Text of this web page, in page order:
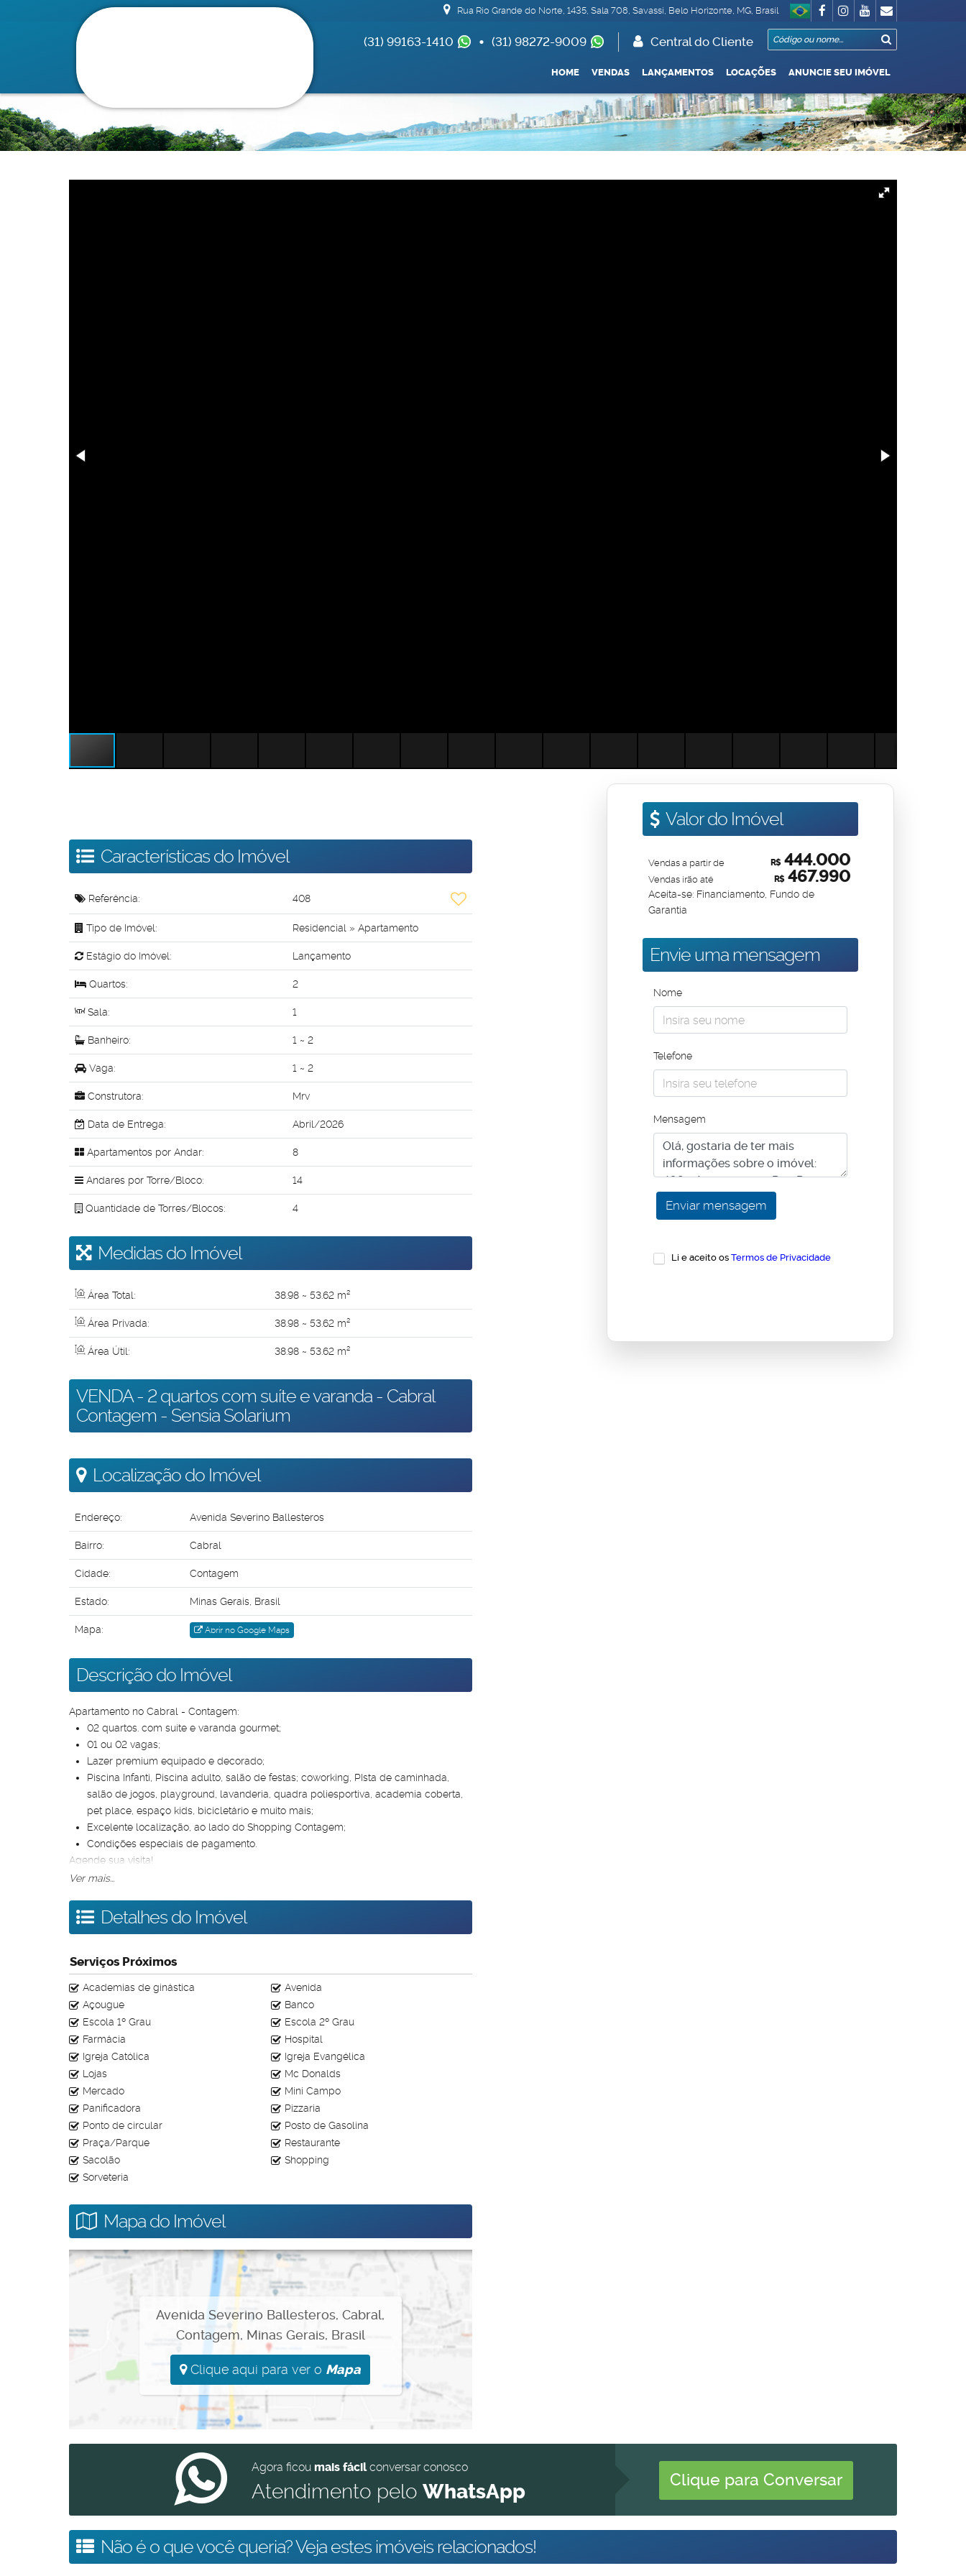
Rua Rio Grande do Norte, 1435, Sala 708, Savassi, Belo Horizonte, MG, Brasil
Central do Cliente
(31) 99163-1410
(31) 98272-9009
ANUNCIE SEU IMÓVEL
LOCAÇÕES
LANÇAMENTOS
VENDAS
HOME
Valor do Imóvel
R$444.000
Vendas a partir de
R$467.990
Vendas irão até
Aceita-se: Financiamento, Fundo de
Garantia
Envie uma mensagem
Nome
Telefone
Mensagem
Li e aceito os Termos de Privacidade
Características do Imóvel
Referência: 408
Tipo de Imóvel: Residencial » Apartamento
Estágio do Imóvel: Lançamento
Quartos: 2
Sala: 1
Banheiro: 1 ~ 2
Vaga: 1 ~ 2
Construtora: Mrv
Data de Entrega: Abril/2026
Apartamentos por Andar: 8
Andares por Torre/Bloco: 14
Quantidade de Torres/Blocos: 4
Medidas do Imóvel
Área Total: 38.98 ~ 53.62 m²
Área Privada: 38.98 ~ 53.62 m²
Área Útil: 38.98 ~ 53.62 m²
VENDA - 2 quartos com suíte e varanda - Cabral
Contagem - Sensia Solarium
Localização do Imóvel
Endereço: Avenida Severino Ballesteros
Bairro: Cabral
Cidade: Contagem
Estado: Minas Gerais, Brasil
Mapa: Abrir no Google Maps
Descrição do Imóvel
Apartamento no Cabral - Contagem:
02 quartos. com suíte e varanda gourmet;
01 ou 02 vagas;
Lazer premium equipado e decorado;
Piscina Infanti, Piscina adulto, salão de festas; coworking, PIsta de caminhada,
salão de jogos, playground, lavanderia, quadra poliesportiva, academia coberta,
pet place, espaço kids, bicicletário e muito mais;
Excelente localização, ao lado do Shopping Contagem;
Condições especiais de pagamento.
Agende sua visita!
Ver mais...
Detalhes do Imóvel
Serviços Próximos
Academias de ginástica
Avenida
Açougue
Banco
Escola 1º Grau
Escola 2º Grau
Farmácia
Hospital
Igreja Católica
Igreja Evangélica
Lojas
Mc Donalds
Mercado
Mini Campo
Panificadora
Pizzaria
Ponto de circular
Posto de Gasolina
Praça/Parque
Restaurante
Sacolão
Shopping
Sorveteria
Mapa do Imóvel
Avenida Severino Ballesteros,Cabral,
Contagem, Minas Gerais, Brasil
Clique aqui para ver o Mapa
Agora ficou mais fácilconversar conosco
Atendimento pelo WhatsApp Clique para Conversar
Não é o que você queria? Veja estes imóveis relacionados!